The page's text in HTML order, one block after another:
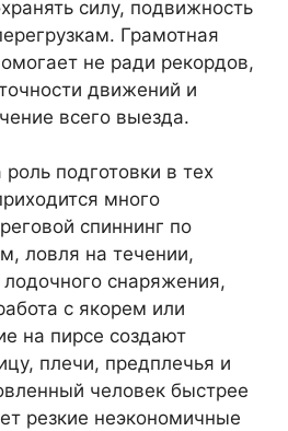
силу, подвижность
Грамотная
не ради рекордов,
движений и
всего выезда.
подготовки в тех
много
спиннинг по
ловля на течении,
снаряжения,
с якорем или
на пирсе создают
плечи, предплечья и
человек быстрее
резкие неэкономичные